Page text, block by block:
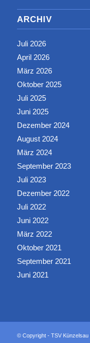
ARCHIV
Juli 2026
April 2026
März 2026
Oktober 2025
Juli 2025
Juni 2025
Dezember 2024
August 2024
März 2024
September 2023
Juli 2023
Dezember 2022
Juli 2022
Juni 2022
März 2022
Oktober 2021
September 2021
Juni 2021
© Copyright - TSV Künzelsau